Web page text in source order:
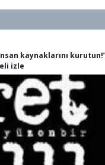
insan kaynaklarını
izle